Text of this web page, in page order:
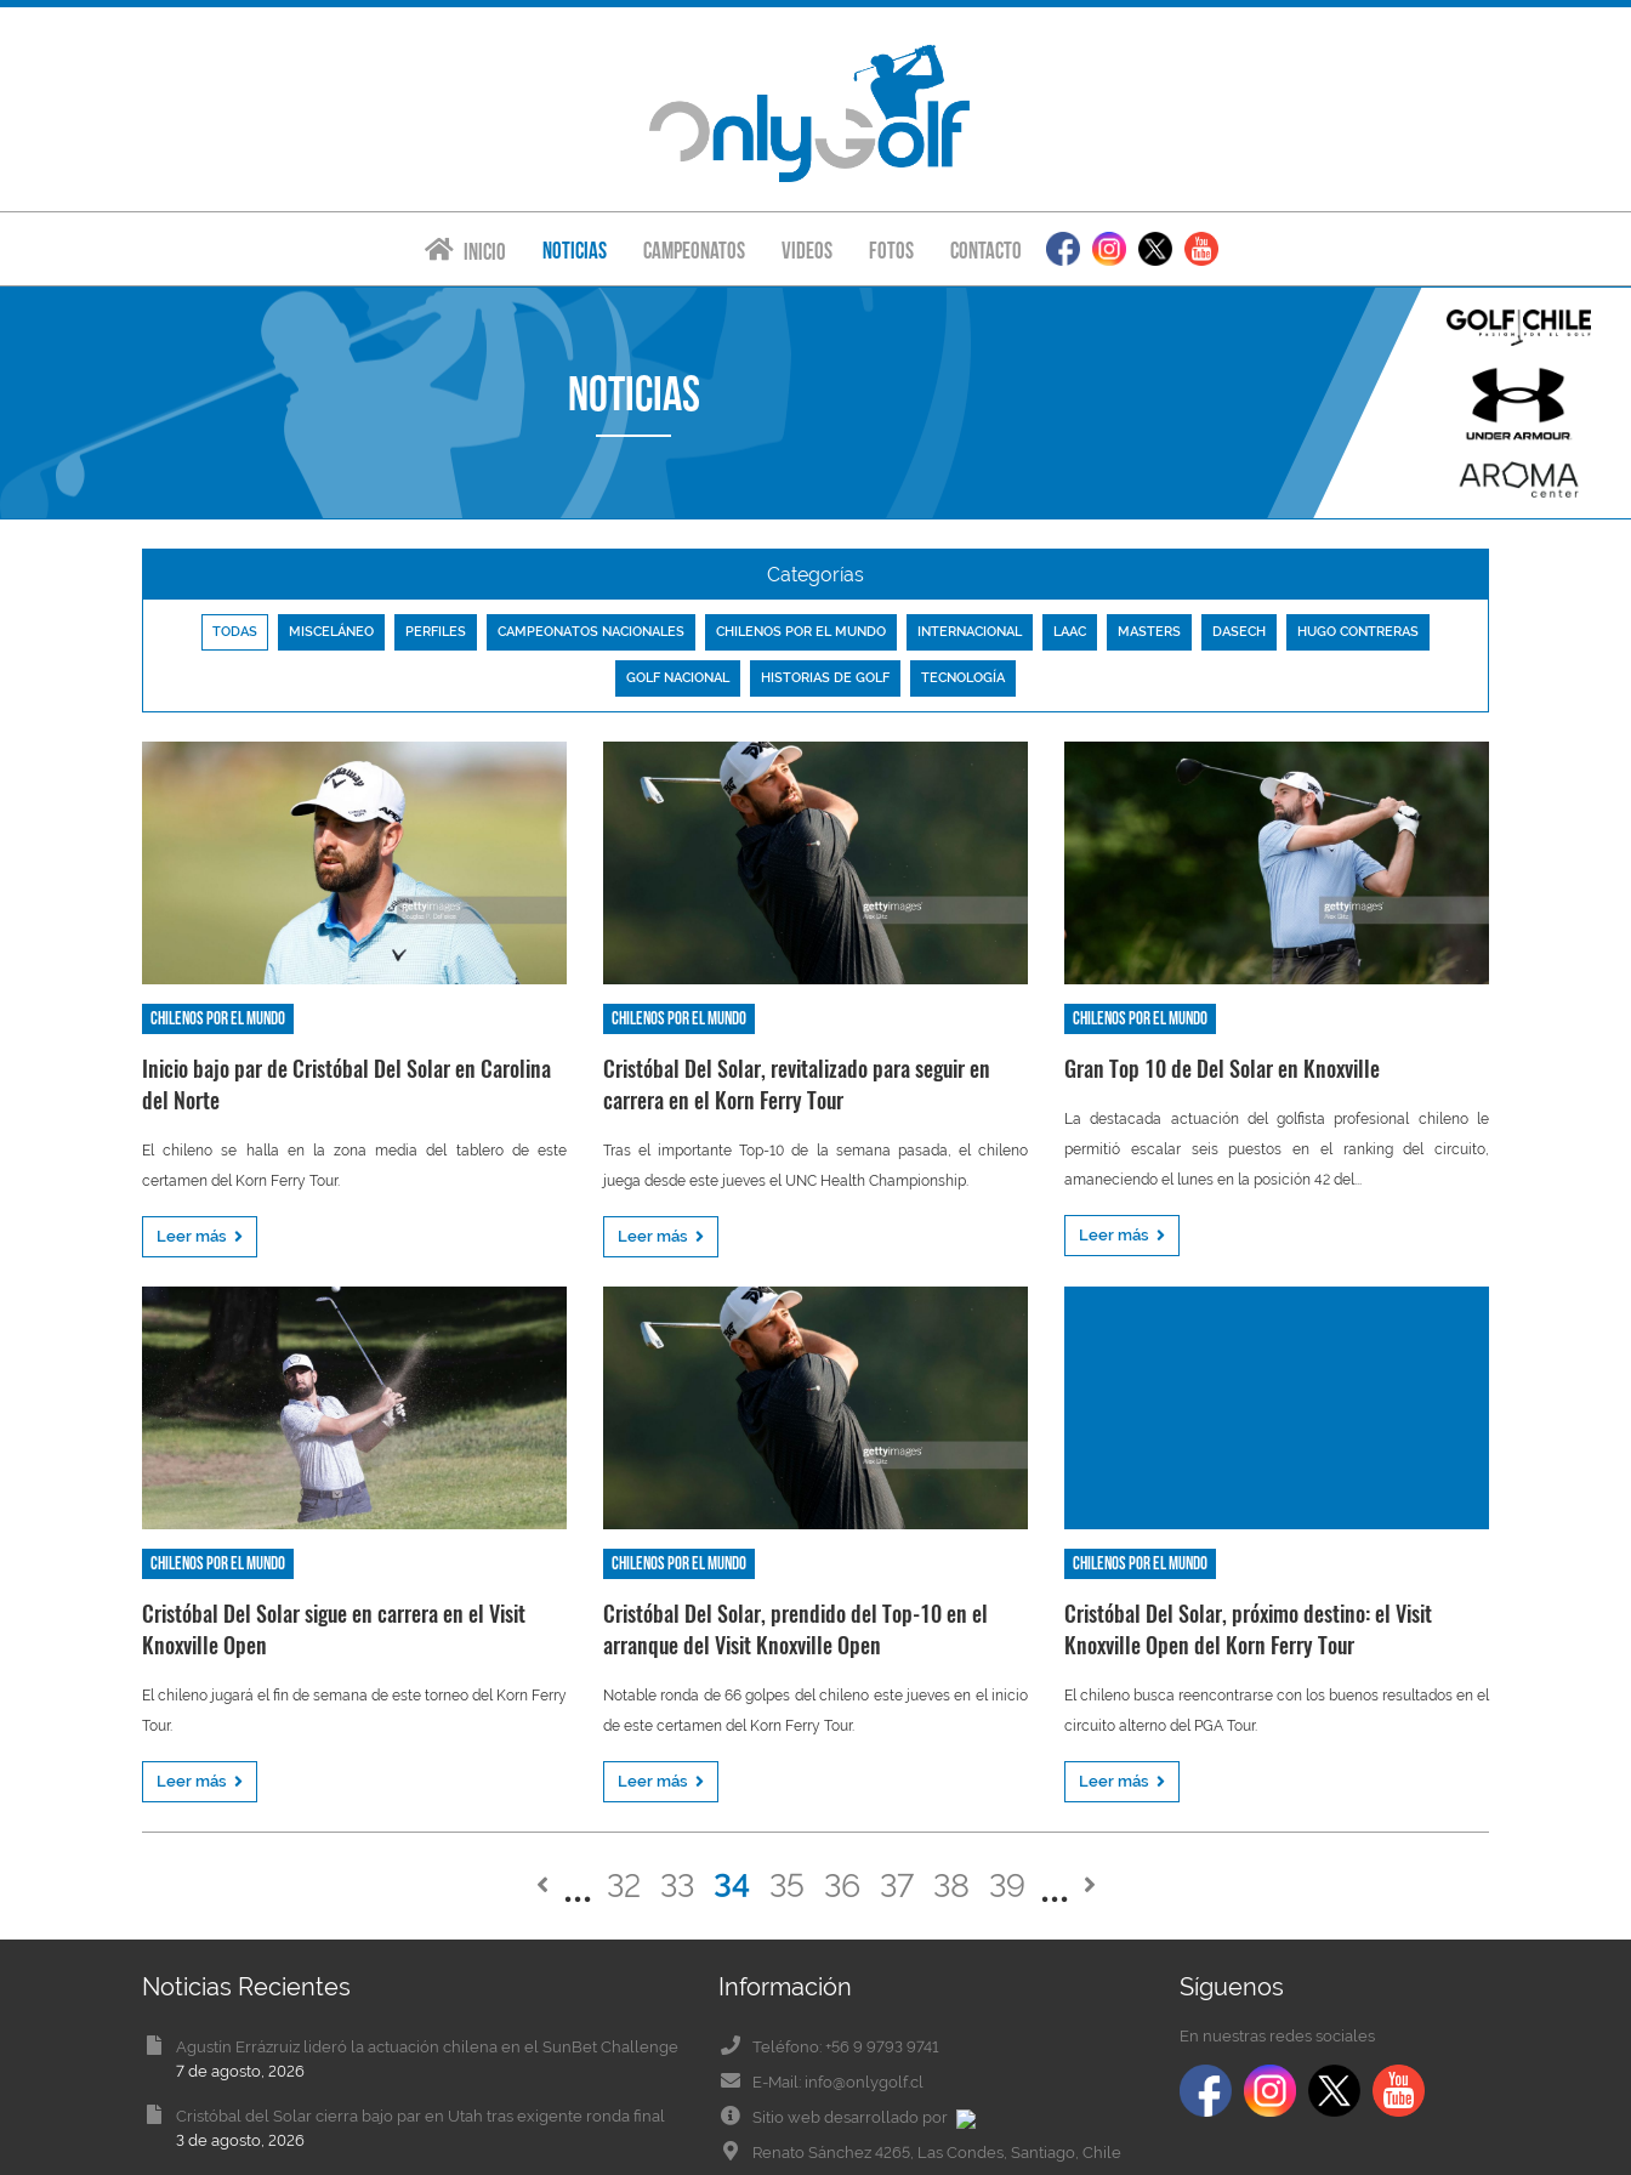
Inicio Noticias Campeonatos Videos Fotos Contacto
Noticias
Categorías
TODAS MISCELÁNEO PERFILES CAMPEONATOS NACIONALES CHILENOS POR EL MUNDO INTERNACIONAL LAAC MASTERS DASECH HUGO CONTRERAS
GOLF NACIONAL HISTORIAS DE GOLF TECNOLOGÍA
Chilenos por el mundo
Inicio bajo par de Cristóbal Del Solar en Carolina
del Norte
El chileno se halla en la zona media del tablero de este
certamen del Korn Ferry Tour.
Leer más
Chilenos por el mundo
Cristóbal Del Solar, revitalizado para seguir en
carrera en el Korn Ferry Tour
Tras el importante Top-10 de la semana pasada, el chileno
juega desde este jueves el UNC Health Championship.
Leer más
Chilenos por el mundo
Gran Top 10 de Del Solar en Knoxville
La destacada actuación del golfista profesional chileno le
permitió escalar seis puestos en el ranking del circuito,
amaneciendo el lunes en la posición 42 del...
Leer más
Chilenos por el mundo
Cristóbal Del Solar sigue en carrera en el Visit
Knoxville Open
El chileno jugará el fin de semana de este torneo del Korn Ferry
Tour.
Leer más
Chilenos por el mundo
Cristóbal Del Solar, prendido del Top-10 en el
arranque del Visit Knoxville Open
Notable ronda de 66 golpes del chileno este jueves en el inicio
de este certamen del Korn Ferry Tour.
Leer más
Chilenos por el mundo
Cristóbal Del Solar, próximo destino: el Visit
Knoxville Open del Korn Ferry Tour
El chileno busca reencontrarse con los buenos resultados en el
circuito alterno del PGA Tour.
Leer más
32 33 34 35 36 37 38 39
Noticias Recientes
Agustín Errázruiz lideró la actuación chilena en el SunBet Challenge
7 de agosto, 2026
Cristóbal del Solar cierra bajo par en Utah tras exigente ronda final
3 de agosto, 2026
Información
Teléfono: +56 9 9793 9741
E-Mail: info@onlygolf.cl
Sitio web desarrollado por
Renato Sánchez 4265, Las Condes, Santiago, Chile
Síguenos
En nuestras redes sociales